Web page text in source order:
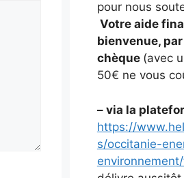
pour nous
Votre aide
bienvenue,
chèque (avec
50€ ne vous
– via la
https://
s/occitanie-